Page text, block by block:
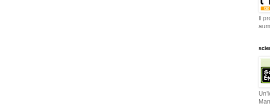
Il